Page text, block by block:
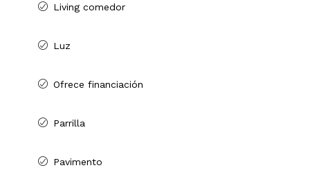
Living comedor
Luz
Ofrece financiación
Parrilla
Pavimento